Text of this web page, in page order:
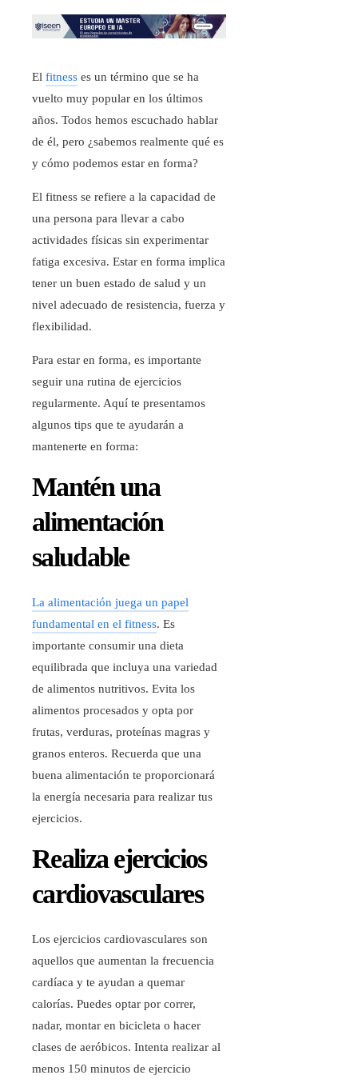
El fitness es un término que se ha
vuelto muy popular en los últimos
años. Todos hemos escuchado hablar
de él, pero ¿sabemos realmente qué es
y cómo podemos estar en forma?
El fitness se refiere a la capacidad de
una persona para llevar a cabo
actividades físicas sin experimentar
fatiga excesiva. Estar en forma implica
tener un buen estado de salud y un
nivel adecuado de resistencia, fuerza y
flexibilidad.
Para estar en forma, es importante
seguir una rutina de ejercicios
regularmente. Aquí te presentamos
algunos tips que te ayudarán a
mantenerte en forma:
Mantén una
alimentación
saludable
La alimentación juega un papel
fundamental en el fitness. Es
importante consumir una dieta
equilibrada que incluya una variedad
de alimentos nutritivos. Evita los
alimentos procesados y opta por
frutas, verduras, proteínas magras y
granos enteros. Recuerda que una
buena alimentación te proporcionará
la energía necesaria para realizar tus
ejercicios.
Realiza ejercicios
cardiovasculares
Los ejercicios cardiovasculares son
aquellos que aumentan la frecuencia
cardíaca y te ayudan a quemar
calorías. Puedes optar por correr,
nadar, montar en bicicleta o hacer
clases de aeróbicos. Intenta realizar al
menos 150 minutos de ejercicio